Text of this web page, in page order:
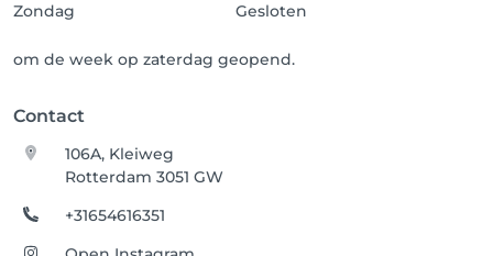
Zondag
Gesloten
om de week op zaterdag geopend.
Contact
106A, Kleiweg
Rotterdam 3051 GW
+31654616351